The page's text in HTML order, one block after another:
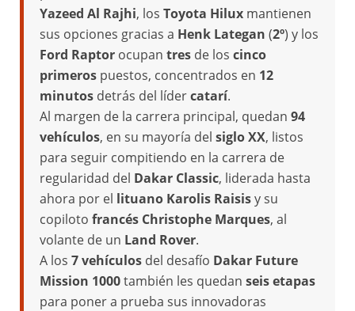
Yazeed Al Rajhi, los Toyota Hilux mantienen
sus opciones gracias a Henk Lategan (2º) y los
Ford Raptor ocupan tres de los cinco
primeros puestos, concentrados en 12
minutos detrás del lídercatarí.
Al margen de la carrera principal, quedan 94
vehículos, en su mayoría del siglo XX, listos
para seguir compitiendo en la carrera de
regularidad del Dakar Classic, liderada hasta
ahora por el lituano Karolis Raisisy su
copiloto francés Christophe Marques, al
volante de un Land Rover.
A los 7 vehículos del desafío Dakar Future
Mission 1000también les quedan seis etapas
para poner a prueba sus innovadoras